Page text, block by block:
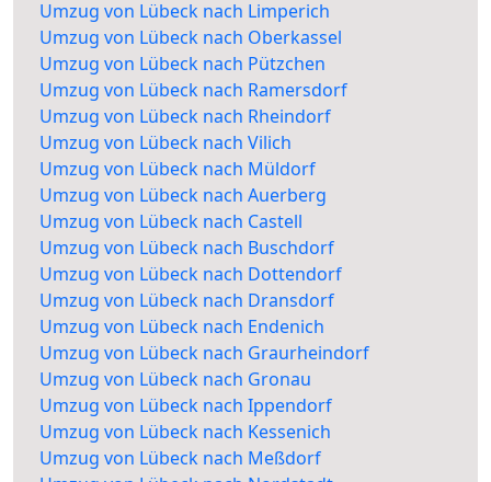
Umzug von Lübeck nach Limperich
Umzug von Lübeck nach Oberkassel
Umzug von Lübeck nach Pützchen
Umzug von Lübeck nach Ramersdorf
Umzug von Lübeck nach Rheindorf
Umzug von Lübeck nach Vilich
Umzug von Lübeck nach Müldorf
Umzug von Lübeck nach Auerberg
Umzug von Lübeck nach Castell
Umzug von Lübeck nach Buschdorf
Umzug von Lübeck nach Dottendorf
Umzug von Lübeck nach Dransdorf
Umzug von Lübeck nach Endenich
Umzug von Lübeck nach Graurheindorf
Umzug von Lübeck nach Gronau
Umzug von Lübeck nach Ippendorf
Umzug von Lübeck nach Kessenich
Umzug von Lübeck nach Meßdorf